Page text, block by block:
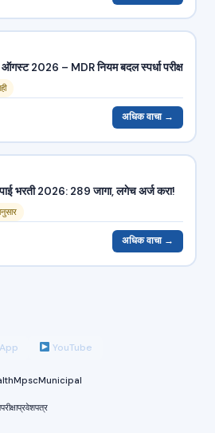
2026 – MDR नियम बदल स्पर्धा परीक्षा
अधिक वाचा →
भरती 2026: 289 जागा, लगेच अर्ज करा!
अधिक वाचा →
YouTube
MpscMunicipal
परीक्षाप्रवेशपत्र